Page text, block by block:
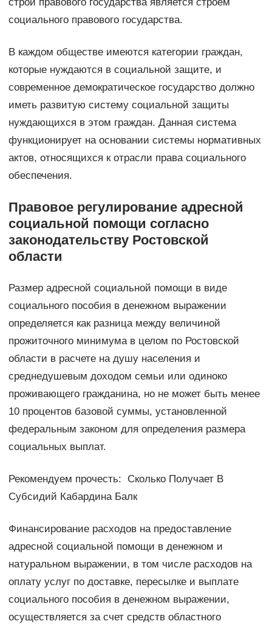
строй правового государства является строем
социального правового государства.
В каждом обществе имеются категории граждан,
которые нуждаются в социальной защите, и
современное демократическое государство должно
иметь развитую систему социальной защиты
нуждающихся в этом граждан. Данная система
функционирует на основании системы нормативных
актов, относящихся к отрасли права социального
обеспечения.
Правовое регулирование адресной
социальной помощи согласно
законодательству Ростовской
области
Размер адресной социальной помощи в виде
социального пособия в денежном выражении
определяется как разница между величиной
прожиточного минимума в целом по Ростовской
области в расчете на душу населения и
среднедушевым доходом семьи или одиноко
проживающего гражданина, но не может быть менее
10 процентов базовой суммы, установленной
федеральным законом для определения размера
социальных выплат.
Рекомендуем прочесть: Сколько Получает В
Субсидий Кабардина Балк
Финансирование расходов на предоставление
адресной социальной помощи в денежном и
натуральном выражении, в том числе расходов на
оплату услуг по доставке, пересылке и выплате
социального пособия в денежном выражении,
осуществляется за счет средств областного